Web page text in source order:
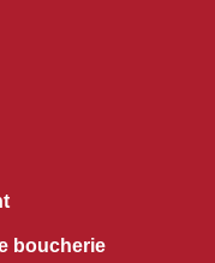
boucherie